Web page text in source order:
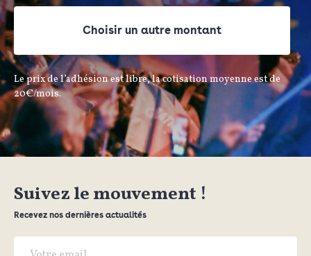
Choisir un autre montant
Le prix de l’adhésion est libre, la cotisation moyenne est de
20€/mois.
Suivez le mouvement !
Recevez nos dernières actualités